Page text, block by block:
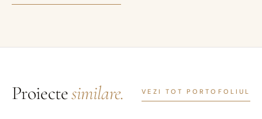
Proiectesimilare. VEZI TOT PORTOFOLIUL